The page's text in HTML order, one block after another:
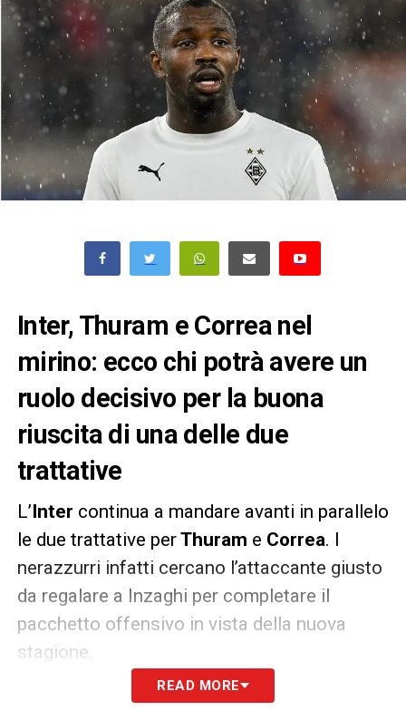
Inter, Thuram e Correa nel
mirino: ecco chi potrà avere un
ruolo decisivo per la buona
riuscita di una delle due
trattative
L’ Inter continua a mandare avanti in parallelo
le due trattative perThuram e Correa. I
nerazzurri infatti cercano l’attaccante giusto
da regalare a Inzaghi per completare il
pacchetto offensivo in vista della nuova
stagione.
Secondo quanto riportato daTuttoSport
READ MORE